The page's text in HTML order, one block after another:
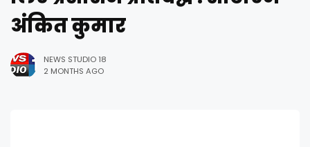
अंकित कुमार
NEWS STUDIO 18
2 MONTHS AGO